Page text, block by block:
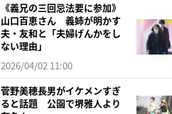
《義兄の三回忌法要に参加》
山口百恵さん 義姉が明かす
夫・友和と「夫婦げんかをし
ない理由」
2026/04/02 11:00
菅野美穂長男がイケメンすぎ
ると話題 公園で堺雅人より